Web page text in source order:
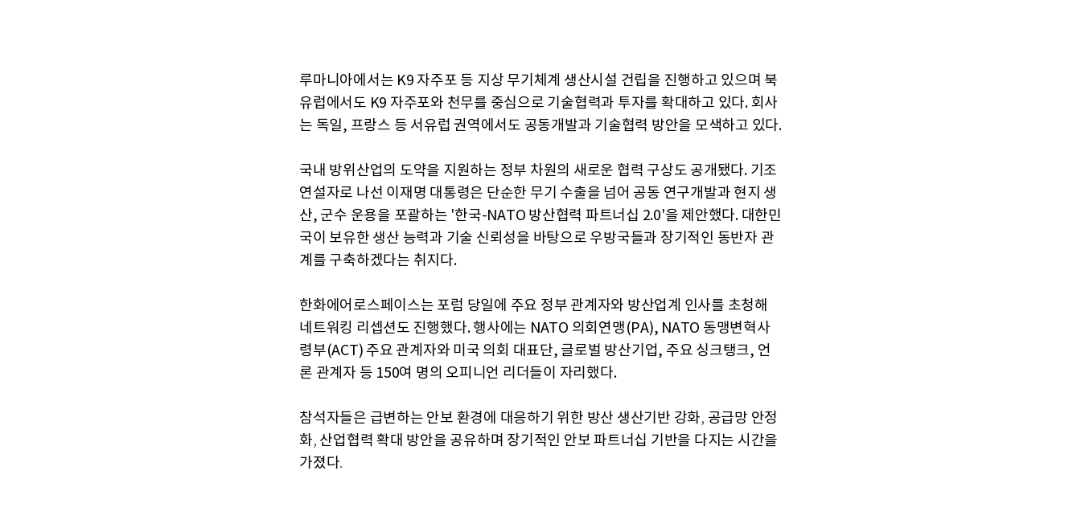
루마니아에서는 K9 자주포 등 지상 무기체계 생산시설 건립을 진행하고 있으며 북
유럽에서도 K9 자주포와 천무를 중심으로 기술협력과 투자를 확대하고 있다. 회사
는 독일, 프랑스 등 서유럽 권역에서도 공동개발과 기술협력 방안을 모색하고 있다.
국내 방위산업의 도약을 지원하는 정부 차원의 새로운 협력 구상도 공개됐다. 기조
연설자로 나선 이재명 대통령은 단순한 무기 수출을 넘어 공동 연구개발과 현지 생
산, 군수 운용을 포괄하는 '한국-NATO 방산협력 파트너십 2.0'을 제안했다. 대한민
국이 보유한 생산 능력과 기술 신뢰성을 바탕으로 우방국들과 장기적인 동반자 관
계를 구축하겠다는 취지다.
한화에어로스페이스는 포럼 당일에 주요 정부 관계자와 방산업계 인사를 초청해
네트워킹 리셉션도 진행했다. 행사에는 NATO 의회연맹(PA), NATO 동맹변혁사
령부(ACT) 주요 관계자와 미국 의회 대표단, 글로벌 방산기업, 주요 싱크탱크, 언
론 관계자 등 150여 명의 오피니언 리더들이 자리했다.
참석자들은 급변하는 안보 환경에 대응하기 위한 방산 생산기반 강화, 공급망 안정
화, 산업협력 확대 방안을 공유하며 장기적인 안보파트너십 기반을 다지는 시간을
가졌다.